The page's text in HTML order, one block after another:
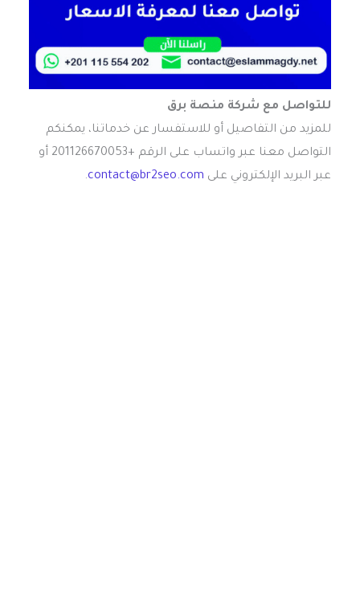
للتواصل مع شركة منصة برق
للمزيد من التفاصيل أو للاستفسار عن خدماتنا، يمكنكم
التواصل معنا عبر واتساب على الرقم +201126670053 أو
عبر البريد الإلكتروني على contact@br2seo.com
.